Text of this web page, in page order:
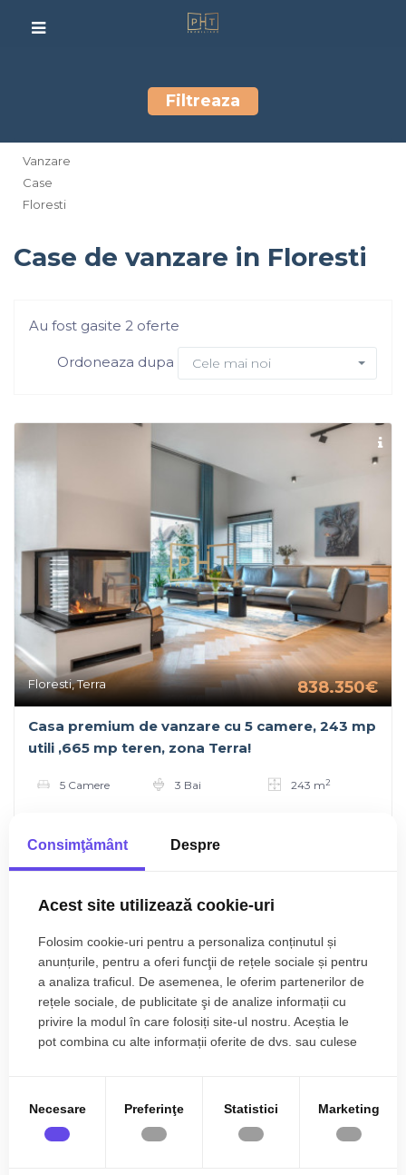
Filtreaza
Vanzare
Case
Floresti
Case de vanzare in Floresti
Au fost gasite 2 oferte
Ordoneaza dupa Cele mai noi
Floresti, Terra 838.350€
Casa premium de vanzare cu 5 camere, 243 mp
utili ,665 mp teren, zona Terra!
5 Camere 3 Bai 243 m2
Floresti, Tauti 384.990€
Consimţământ Despre
Acest site utilizează cookie-uri
Folosim cookie-uri pentru a personaliza conținutul și
anunțurile, pentru a oferi funcţii de rețele sociale și pentru
a analiza traficul. De asemenea, le oferim partenerilor de
rețele sociale, de publicitate şi de analize informații cu
privire la modul în care folosiți site-ul nostru. Aceștia le
pot combina cu alte informații oferite de dvs. sau culese
Necesare Preferinţe Statistici Marketing